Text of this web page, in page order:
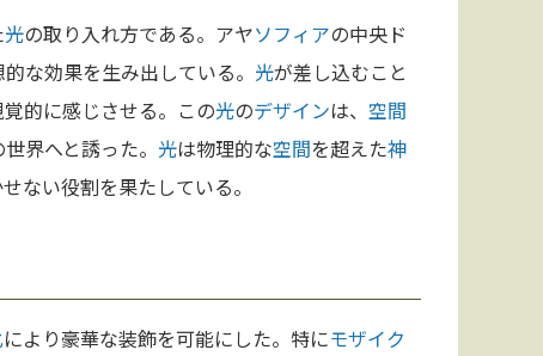
光の取り入れ方である。アヤソフィアの中央ド
な効果を生み出している。 光が差し込むこと
覚的に感じさせる。この光のデザインは、 空間
界へと誘った。 光は物理的な空間を超えた神
ない役割を果たしている。
により豪華な装飾を可能にした。特にモザイク